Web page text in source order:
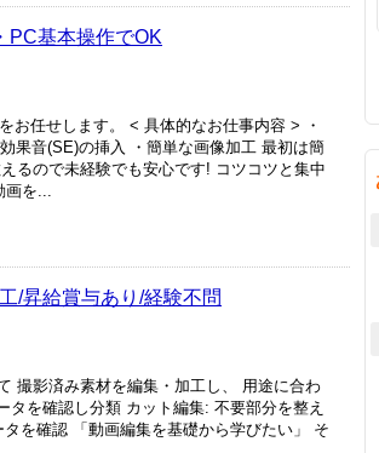
PC基本操作でOK
お任せします。 < 具体的なお仕事内容 > ・
果音(SE)の挿入 ・簡単な画像加工 最初は簡
るので未経験でも安心です! コツコツと集中
画を...
/昇給賞与あり/経験不問
撮影済み素材を編集・加工し、 用途に合わ
を確認し分類 カット編集: 不要部分を整え
を確認 「動画編集を基礎から学びたい」 そ